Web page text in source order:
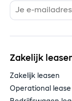
Zakelijk
Zakelijk leasen
Operational lease